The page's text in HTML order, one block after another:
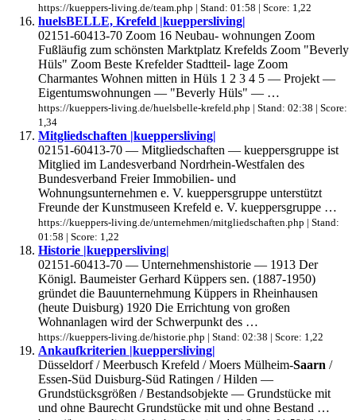
https://kueppers-living.de/team.php | Stand: 01:58 | Score: 1,22
huelsBELLE, Krefeld |kueppersliving|
02151-60413-70 Zoom 16 Neubau- wohnungen Zoom
Fußläufig zum schönsten Marktplatz Krefelds Zoom "Beverly
Hüls" Zoom Beste Krefelder Stadtteil- lage Zoom
Charmantes Wohnen mitten in Hüls 1 2 3 4 5 — Projekt —
Eigentumswohnungen — "Beverly Hüls" — …
https://kueppers-living.de/huelsbelle-krefeld.php | Stand: 02:38 | Score:
1,34
Mitgliedschaften |kueppersliving|
02151-60413-70 — Mitgliedschaften — kueppersgruppe ist
Mitglied im Landesverband Nordrhein-Westfalen des
Bundesverband Freier Immobilien- und
Wohnungsunternehmen e. V. kueppersgruppe unterstützt
Freunde der Kunstmuseen Krefeld e. V. kueppersgruppe …
https://kueppers-living.de/unternehmen/mitgliedschaften.php | Stand:
01:58 | Score: 1,22
Historie |kueppersliving|
02151-60413-70 — Unternehmenshistorie — 1913 Der
Königl. Baumeister Gerhard Küppers sen. (1887-1950)
gründet die Bauunternehmung Küppers in Rheinhausen
(heute Duisburg) 1920 Die Errichtung von großen
Wohnanlagen wird der Schwerpunkt des …
https://kueppers-living.de/historie.php | Stand: 02:38 | Score: 1,22
Ankaufkriterien |kueppersliving|
Düsseldorf / Meerbusch Krefeld / Moers Mülheim-Saarn /
Essen-Süd Duisburg-Süd Ratingen / Hilden —
Grundstücksgrößen / Bestandsobjekte — Grundstücke mit
und ohne Baurecht Grundstücke mit und ohne Bestand …